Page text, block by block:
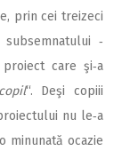
prin cei treizeci
‑
care şi‑a
“. Deşi copiii
nu le‑a
minunată ocazie